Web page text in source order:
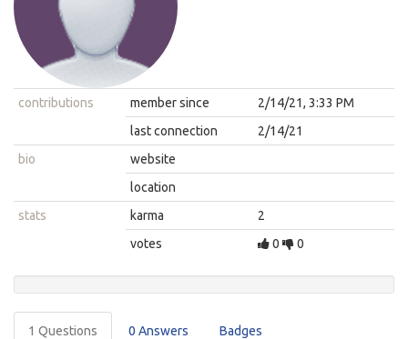
contributions member since
2/14/21, 3:33 PM
last connection
2/14/21
bio
website
location
stats
karma
2
votes
0 0
1 Questions 0 Answers Badges